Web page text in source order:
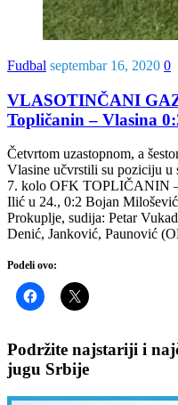
Fudbal septembar 16, 2020 0
VLASOTINČANI
Topličanin – Vlasina
Četvrtom uzastopnom, a
Vlasine učvrstili su poziciju u
7. kolo OFK TOPLIČANIN
Ilić u 24., 0:2 Bojan
Prokuplje, sudija: Petar
Denić, Janković, Paunović
Podeli ovo:
Podržite najstariji i
jugu Srbije